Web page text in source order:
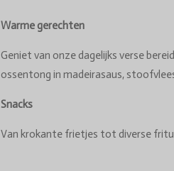
Warme gerechten
Geniet van onze dagelijks verse
ossentong in madeirasaus,
Snacks
Van krokante frietjes tot diverse